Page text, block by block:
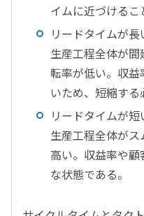
イムに近づけるこ
リードタイムが長
生産工程全体が
転率が低い。収
いため、短縮する
リードタイムが短
生産工程全体が
高い。収益率や
な状態である。